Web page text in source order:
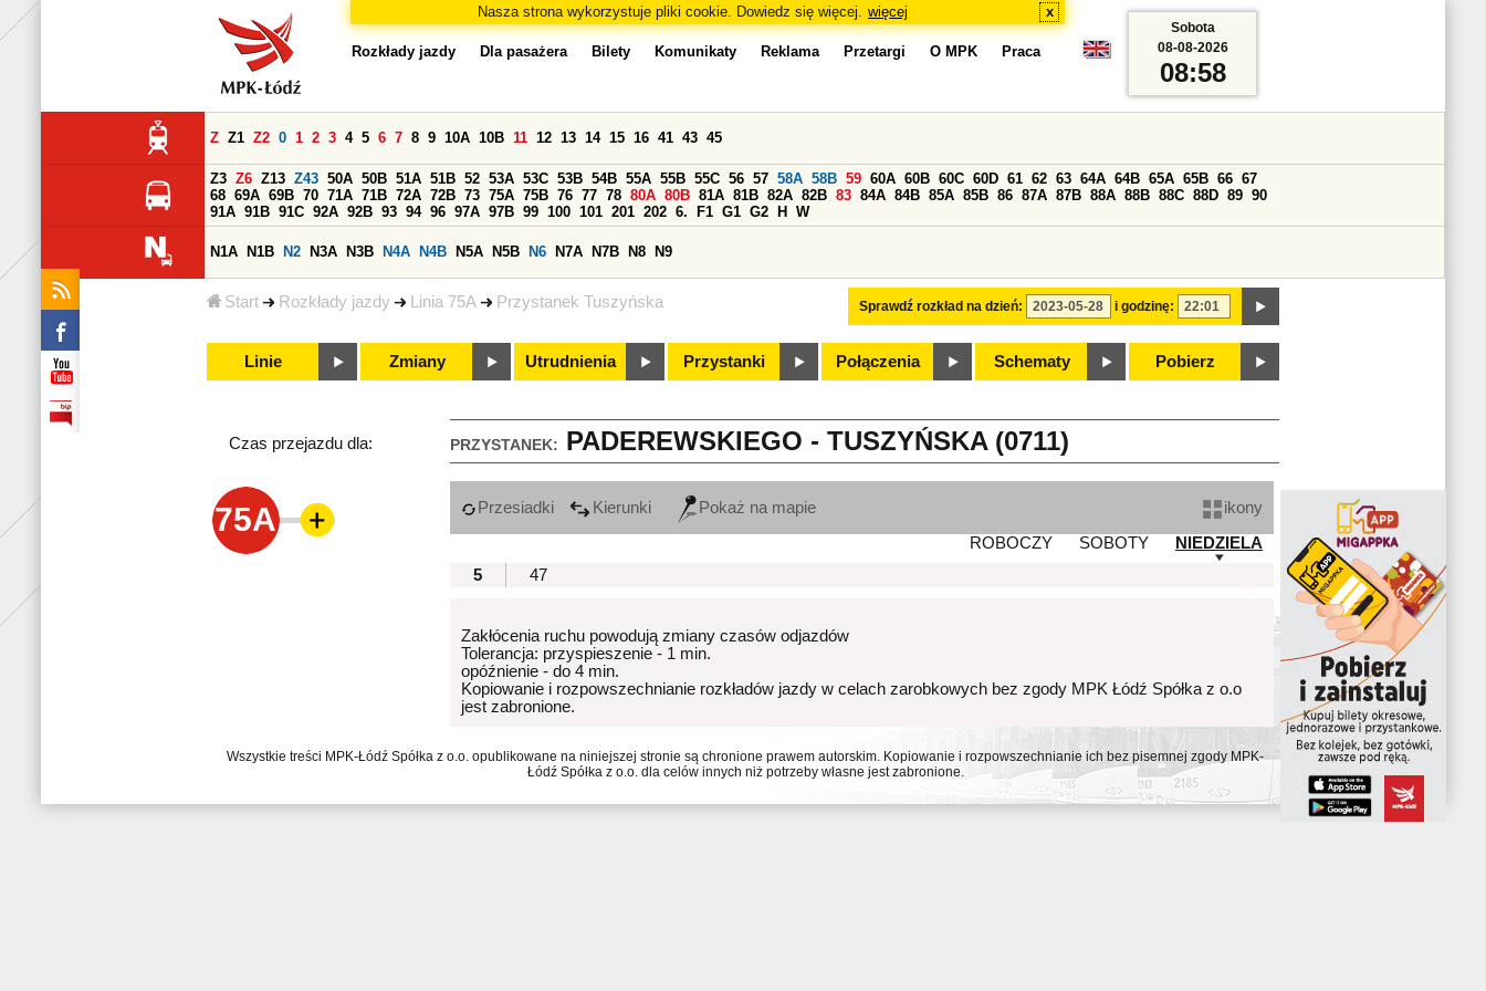
Nasza strona wykorzystuje pliki cookie. Dowiedz się więcej. więcej x
Start Rozkłady jazdy Linia 75A Przystanek Tuszyńska
Rozkłady jazdy Dla pasażera Bilety Komunikaty Reklama Przetargi O MPK Praca
Sprawdź rozkład na dzień: i godzinę:
Z Z1 Z2 0 1 2 3 4 5 6 7 8 9 10A 10B 11 12 13 14 15 16 41 43 45
Z3 Z6 Z13 Z43 50A 50B 51A 51B 52 53A 53C 53B 54B 55A 55B 55C 56 57 58A 58B 59 60A 60B 60C 60D 61 62 63 64A 64B 65A 65B 66 67
68 69A 69B 70 71A 71B 72A 72B 73 75A 75B 76 77 78 80A 80B 81A 81B 82A 82B 83 84A 84B 85A 85B 86 87A 87B 88A 88B 88C 88D 89 90
91A 91B 91C 92A 92B 93 94 96 97A 97B 99 100 101 201 202 6. F1 G1 G2 H W
N1A N1B N2 N3A N3B N4A N4B N5A N5B N6 N7A N7B N8 N9
Linie Zmiany Utrudnienia Przystanki Połączenia Schematy Pobierz
Sobota
08-08-2026
08:58
PRZYSTANEK: PADEREWSKIEGO - TUSZYŃSKA (0711)
Czas przejazdu dla:
75A Przesiadki Kierunki Pokaż na mapie
ikony
ROBOCZY
SOBOTY
NIEDZIELA
5
47
Zakłócenia ruchu powodują zmiany czasów odjazdów
Tolerancja: przyspieszenie - 1 min.
opóźnienie - do 4 min.
Kopiowanie i rozpowszechnianie rozkładów jazdy w celach zarobkowych bez zgody MPK Łódź Spółka z o.o
jest zabronione.
Wszystkie treści MPK-Łódź Spółka z o.o. opublikowane na niniejszej stronie są chronione prawem autorskim. Kopiowanie i rozpowszechnianie ich bez pisemnej zgody MPK-
Łódź Spółka z o.o. dla celów innych niż potrzeby własne jest zabronione.